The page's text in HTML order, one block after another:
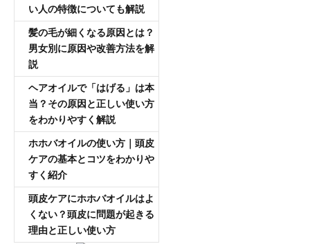
い人の特徴についても解説
髪の毛が細くなる原因とは？
男女別に原因や改善方法を解
説
ヘアオイルで「はげる」は本
当？その原因と正しい使い方
をわかりやすく解説
ホホバオイルの使い方｜頭皮
ケアの基本とコツをわかりや
すく紹介
頭皮ケアにホホバオイルはよ
くない？頭皮に問題が起きる
理由と正しい使い方